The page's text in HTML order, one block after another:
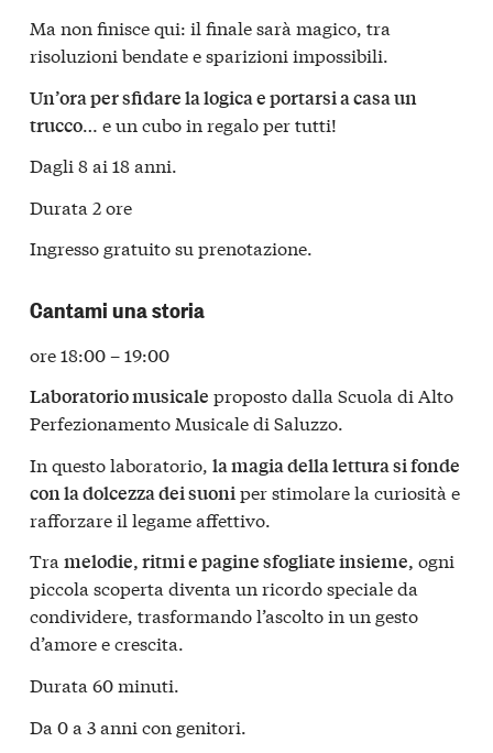
Ma non finisce qui: il finale sarà magico, tra
risoluzioni bendate e sparizioni impossibili.
Un’ora per sfidare la logica e portarsi a casa un
trucco… e un cubo in regalo per tutti!
Dagli 8 ai 18 anni.
Durata 2 ore
Ingresso gratuito su prenotazione.
Cantami una storia
ore 18:00 – 19:00
Laboratorio musicale proposto dalla Scuola di Alto
Perfezionamento Musicale di Saluzzo.
In questo laboratorio, la magia della lettura si fonde
con la dolcezza dei suoniper stimolare la curiosità e
rafforzare il legame affettivo.
Tra melodie, ritmi e pagine sfogliate insieme, ogni
piccola scoperta diventa un ricordo speciale da
condividere, trasformando l’ascolto in un gesto
d’amore e crescita.
Durata 60 minuti.
Da 0 a 3 anni con genitori.